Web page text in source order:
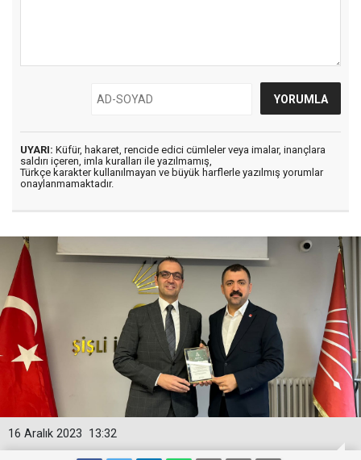
UYARI: Küfür, hakaret, rencide edici cümleler veya imalar, inançlara
saldırı içeren, imla kuralları ile yazılmamış,
Türkçe karakter kullanılmayan ve büyük harflerle yazılmış yorumlar
onaylanmamaktadır.
13:32
16 Aralık 2023